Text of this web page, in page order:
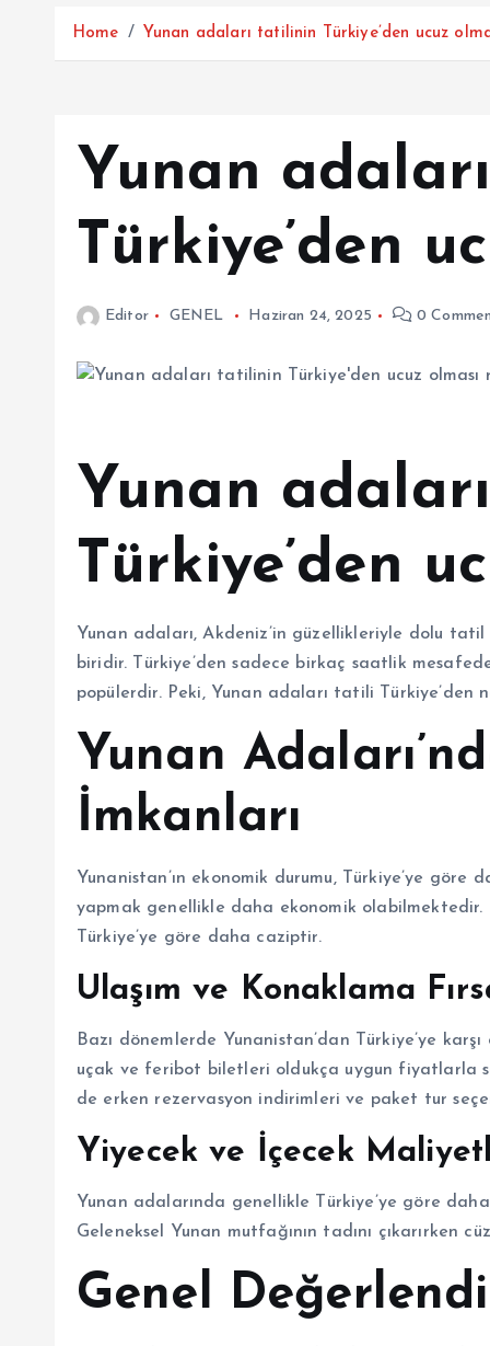
Home Yunan adaları tatilinin Türkiye’den ucuz
Yunan
Türkiye’den
Editor GENEL Haziran 24, 2025 0
Yunan
Türkiye’den
Yunan adaları, Akdeniz’in güzellikleriyle dolu
biridir. Türkiye’den sadece birkaç saatlik
popülerdir. Peki, Yunan adaları tatili Türkiye’den
Yunan
İmkanları
Yunanistan’ın ekonomik durumu, Türkiye’ye
yapmak genellikle daha ekonomik
Türkiye’ye göre daha caziptir.
Ulaşım ve Konaklama
Bazı dönemlerde Yunanistan’dan Türkiye’ye
uçak ve feribot biletleri oldukça uygun fiyatlarla
de erken rezervasyon indirimleri ve paket tur
Yiyecek ve İçecek
Yunan adalarında genellikle Türkiye’ye göre
Geleneksel Yunan mutfağının tadını çıkarırken
Genel